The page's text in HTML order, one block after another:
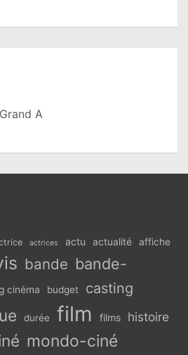
A
actrices actu actualité affiche
bande bande-
cinéma budget casting
durée film films histoire
mondo-ciné